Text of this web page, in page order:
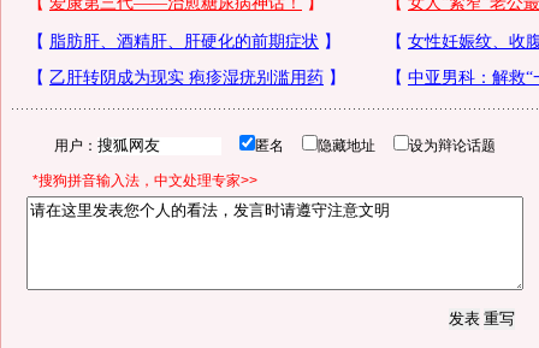
用户： 匿名 隐藏地址 设为辩论话题
*搜狗拼音输入法，中文处理专家>>